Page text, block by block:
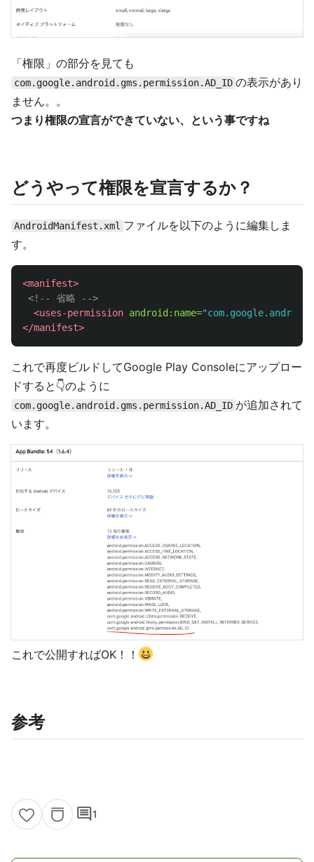
「権限」の部分を見ても
com.google.android.gms.permission.AD_ID の表示があり
ません。。
つまり権限の宣言ができていない、という事ですね
どうやって権限を宣言するか？
AndroidManifest.xml ファイルを以下のように編集しま
す。
<manifest>
<!-- 省略 -->
<uses-permission android:name=
</manifest>
これで再度ビルドしてGoogle Play Consoleにアップロー
ドすると👇のように
com.google.android.gms.permission.AD_ID が追加されて
います。
これで公開すればOK！！
参考
comment1